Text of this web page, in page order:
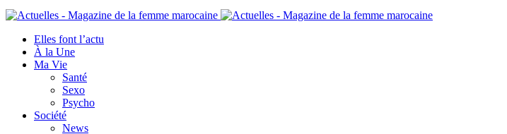
Elles font l’actu
À la Une
Ma Vie
Santé
Sexo
Psycho
Société
News